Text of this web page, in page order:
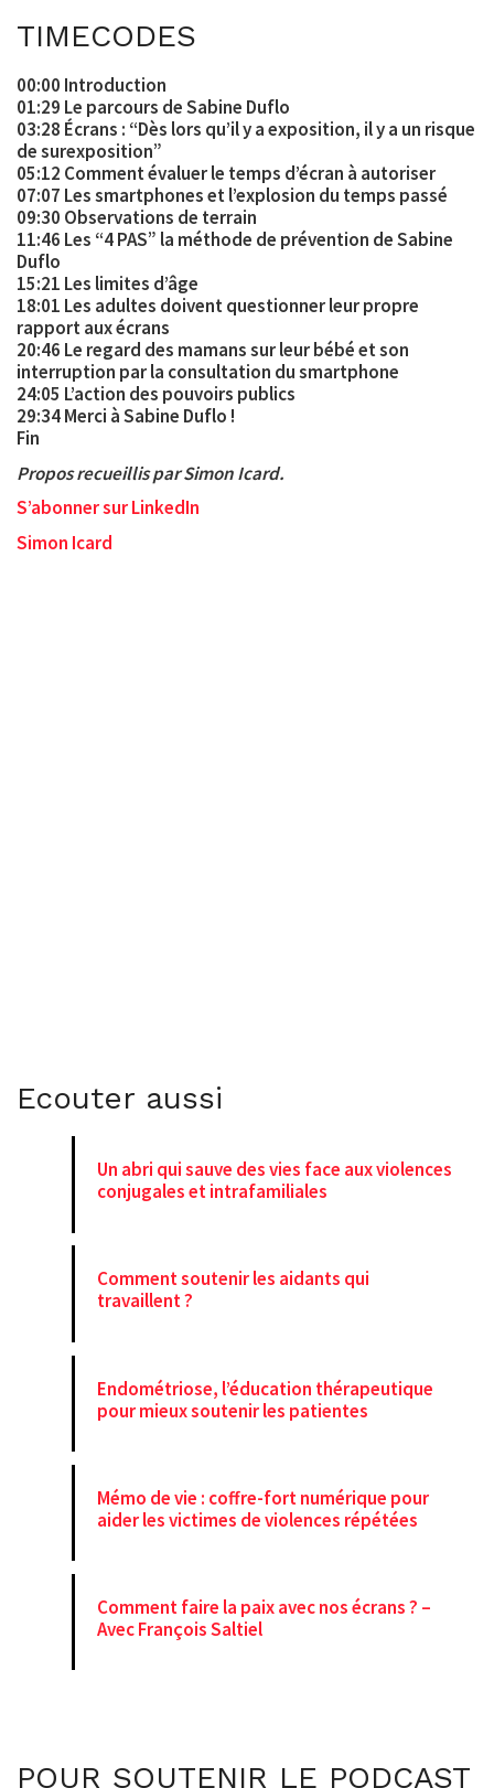
TIMECODES
00:00 Introduction
01:29 Le parcours de Sabine Duflo
03:28 Écrans : “Dès lors qu’il y a exposition, il y a un risque
de surexposition”
05:12 Comment évaluer le temps d’écran à autoriser
07:07 Les smartphones et l’explosion du temps passé
09:30 Observations de terrain
11:46 Les “4 PAS” la méthode de prévention de Sabine
Duflo
15:21 Les limites d’âge
18:01 Les adultes doivent questionner leur propre
rapport aux écrans
20:46 Le regard des mamans sur leur bébé et son
interruption par la consultation du smartphone
24:05 L’action des pouvoirs publics
29:34 Merci à Sabine Duflo !
Fin
Propos recueillis par Simon Icard.
S’abonner sur LinkedIn
Simon Icard
Ecouter aussi
Un abri qui sauve des vies face aux violences
conjugales et intrafamiliales
Comment soutenir les aidants qui
travaillent ?
Endométriose, l’éducation thérapeutique
pour mieux soutenir les patientes
Mémo de vie : coffre-fort numérique pour
aider les victimes de violences répétées
Comment faire la paix avec nos écrans ? –
Avec François Saltiel
POUR SOUTENIR LE PODCAST